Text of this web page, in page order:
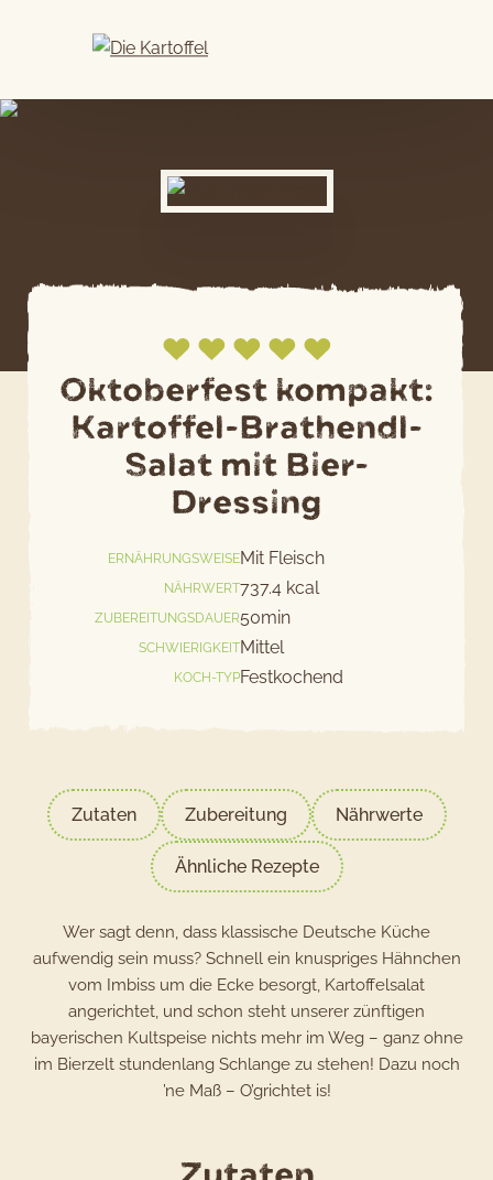
Skip
Jetzt bewerten
Oktoberfest kompakt:
Kartoffel-Brathendl-
Salat mit Bier-
Dressing
ERNÄHRUNGSWEISEMit Fleisch
NÄHRWERT737.4 kcal
ZUBEREITUNGSDAUER50min
SCHWIERIGKEITMittel
KOCH-TYPFestkochend
Zutaten Zubereitung Nährwerte
Ähnliche Rezepte
Wer sagt denn, dass klassische Deutsche Küche
aufwendig sein muss? Schnell ein knuspriges Hähnchen
vom Imbiss um die Ecke besorgt, Kartoffelsalat
angerichtet, und schon steht unserer zünftigen
bayerischen Kultspeise nichts mehr im Weg – ganz ohne
im Bierzelt stundenlang Schlange zu stehen! Dazu noch
’ne Maß – O’grichtet is!